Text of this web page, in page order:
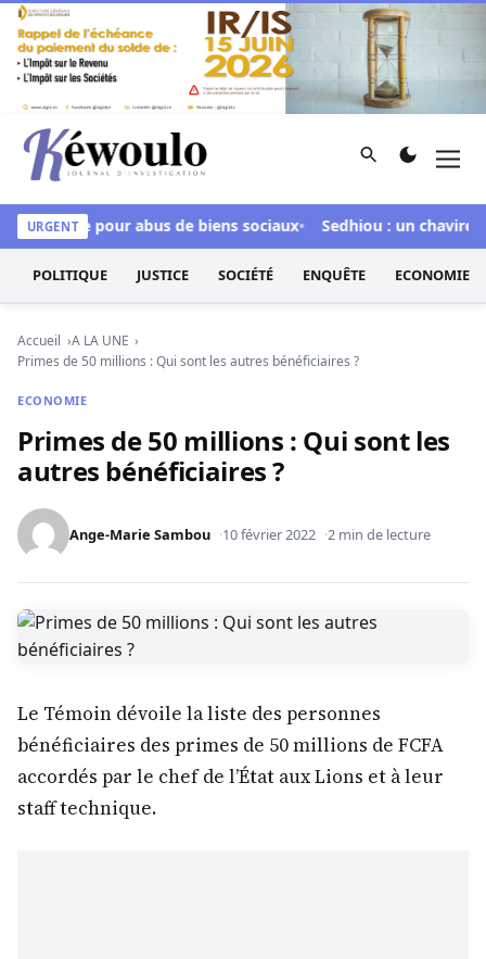
Aller au contenu
Kéwoulo, le premier site d'information et d'investigation
Rechercher
URGENTpour abus de biens sociaux Sedhiou : un
POLITIQUE JUSTICE SOCIÉTÉ ENQUÊTE ECONOMIE
Accueil
A LA UNE
Primes de 50 millions : Qui sont les autres bénéficiaires ?
ECONOMIE
Primes de 50 millions : Qui sont les
autres bénéficiaires ?
Ange-Marie Sambou 10 février 2022 2 min de lecture
Le Témoin dévoile la liste des personnes
bénéficiaires des primes de 50 millions de FCFA
accordés par le chef de l’État aux Lions et à leur
staff technique.